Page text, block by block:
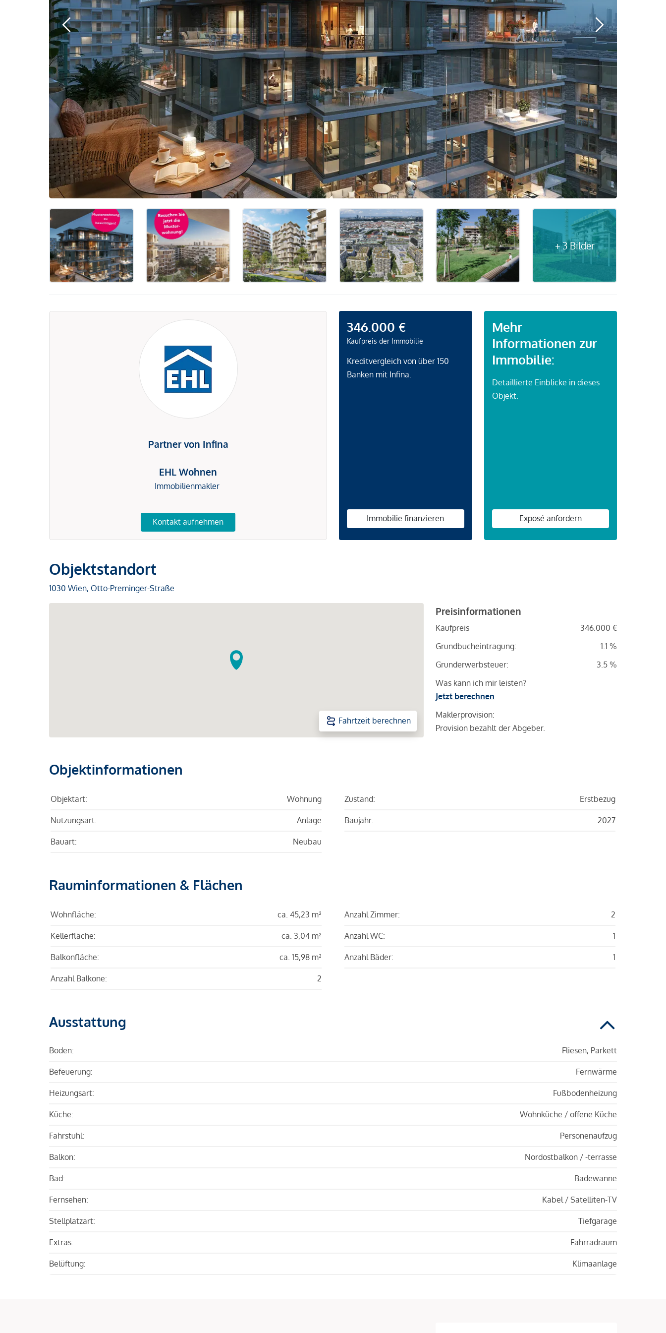
+ 3 Bilder
Partner von Infina
EHL Wohnen
Immobilienmakler
Kontakt aufnehmen
346.000 €
Kaufpreis der Immobilie
Kreditvergleich von über 150
Banken mit Infina.
Immobilie finanzieren
Mehr
Informationen zur
Immobilie:
Detaillierte Einblicke in dieses
Objekt.
Exposé anfordern
Objektstandort
1030 Wien, Otto-Preminger-Straße
Fahrtzeit berechnen
Preisinformationen
Kaufpreis
346.000 €
Grundbucheintragung:
1.1 %
Grunderwerbsteuer:
3.5 %
Was kann ich mir leisten?
Jetzt berechnen
Maklerprovision:
Provision bezahlt der Abgeber.
Objektinformationen
Objektart: Wohnung
Nutzungsart: Anlage
Bauart: Neubau
Zustand: Erstbezug
Baujahr: 2027
Rauminformationen & Flächen
Wohnfläche: ca. 45,23 m²
Kellerfläche: ca. 3,04 m²
Balkonfläche: ca. 15,98 m²
Anzahl Balkone: 2
Anzahl Zimmer: 2
Anzahl WC: 1
Anzahl Bäder: 1
Ausstattung
Boden: Fliesen, Parkett
Befeuerung: Fernwärme
Heizungsart: Fußbodenheizung
Küche: Wohnküche / offene Küche
Fahrstuhl: Personenaufzug
Balkon: Nordostbalkon / -terrasse
Bad: Badewanne
Fernsehen: Kabel / Satelliten-TV
Stellplatzart: Tiefgarage
Extras: Fahrradraum
Belüftung: Klimaanlage